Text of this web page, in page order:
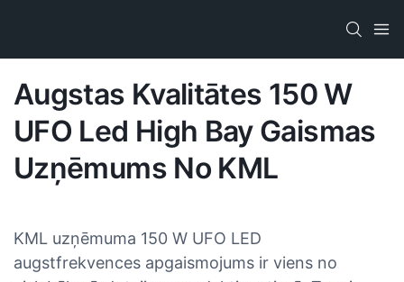
Augstas Kvalitātes 150 W
UFO Led High Bay Gaismas
Uzņēmums No KML
KML uzņēmuma 150 W UFO LED
augstfrekvences apgaismojums ir viens no